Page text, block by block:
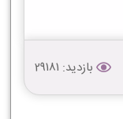
بازدید: 29181